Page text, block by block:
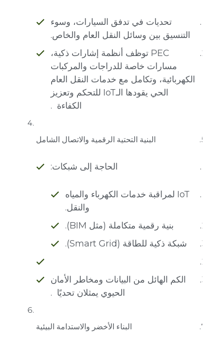
تحديات في تدفق السيارات، وسوء
التنسيق بين وسائل النقل العام والخاص.
PEC توظف أنظمة إشارات ذكية،
مسارات خاصة للدراجات والمركبات
الكهربائية، وتكامل مع خدمات النقل العام
الحي يقودها الـIoT للتحكم وتعزيز
الكفاءة .
البنية التحتية الرقمية والاتصال الشامل
الحاجة إلى شبكات:
IoT لمراقبة خدمات الكهرباء والمياه
والنقل.
بنية رقمية متكاملة (مثل BIM).
شبكة ذكية للطاقة (Smart Grid).
الكم الهائل من البيانات ومخاطر الأمان
الحيوي يمثلان تحديًا .
البناء الأخضر والاستدامة البيئية